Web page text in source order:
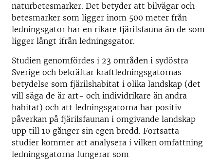
naturbetesmarker. Det betyder att bilvägar och
betesmarker som ligger inom 500 meter från
ledningsgator har en rikare fjärilsfauna än de som
ligger långt ifrån ledningsgator.
Studien genomfördes i 23 områden i sydöstra
Sverige och bekräftar kraftledningsgatornas
betydelse som fjärilshabitat i olika landskap (det
vill säga de är art- och individrikare än andra
habitat) och att ledningsgatorna har positiv
påverkan på fjärilsfaunan i omgivande landskap
upp till 10 gånger sin egen bredd. Fortsatta
studier kommer att analysera i vilken omfattning
ledningsgatorna fungerar som